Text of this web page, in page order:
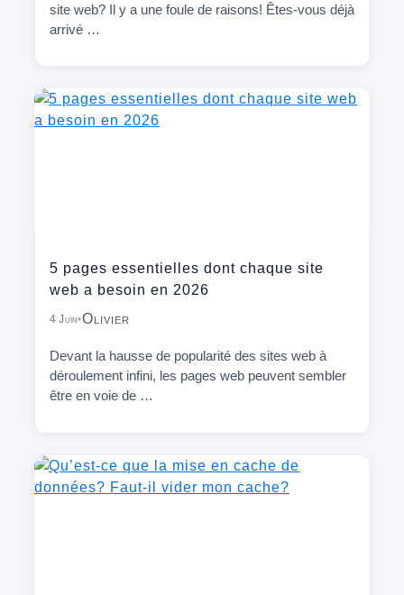
site web? Il y a une foule de raisons! Êtes-vous déjà
arrivé …
5 pages essentielles dont chaque site
web a besoin en 2026
4 Juin•Olivier
Devant la hausse de popularité des sites web à
déroulement infini, les pages web peuvent sembler
être en voie de …